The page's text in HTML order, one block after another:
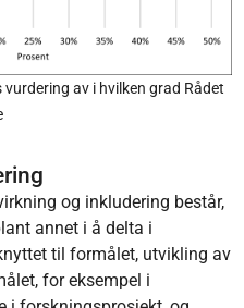
av i hvilken grad Rådet
og inkludering består,
annet i å delta i
til formålet, utvikling av
for eksempel i